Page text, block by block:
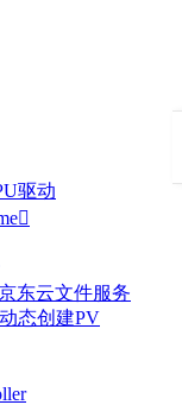
驱动

东云文件服务
态创建PV